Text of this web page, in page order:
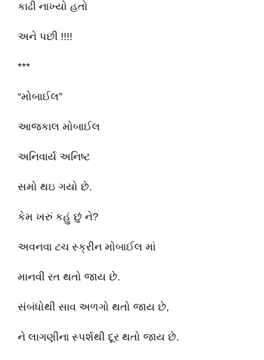
કાઢી નાખ્યો હતો
અને પછી !!!!
***
“મોબાઈલ”
આજકાલ મોબાઈલ
અનિવાર્ય અનિષ્ટ
સમો થઇ ગયો છે.
કેમ ખરું કહું છું ને?
અવનવા ટચ સ્ક્રીન મોબાઈલ માં
માનવી રત થતો જાય છે.
સંબંધોથી સાવ અળગો થતો જાય છે,
ને લાગણીના સ્પર્શથી દૂર થતો જાય છે.